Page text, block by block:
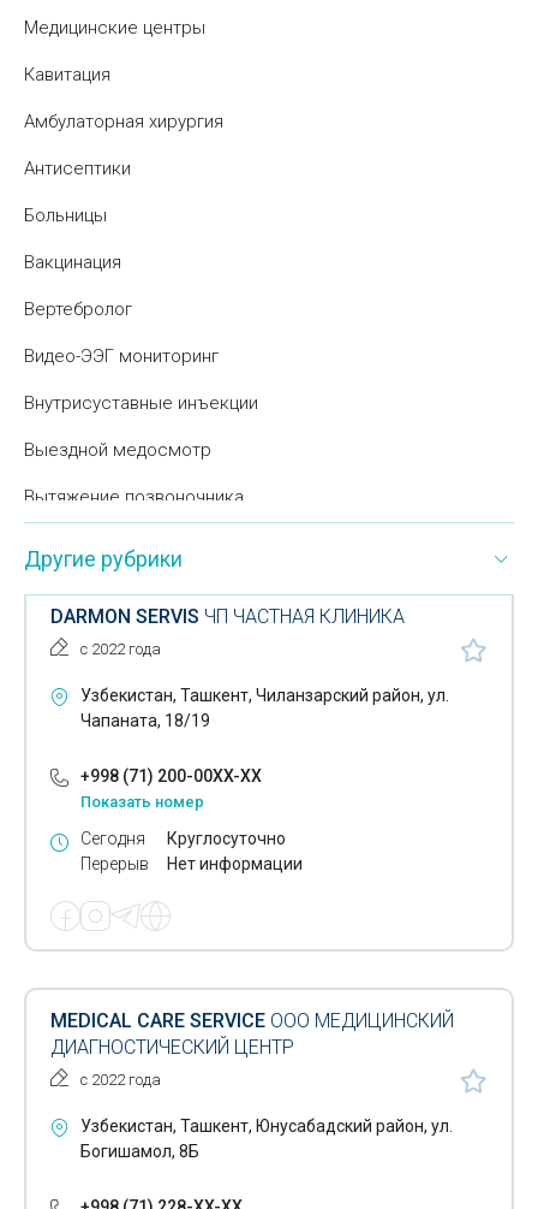
Медицинские центры
Кавитация
Амбулаторная хирургия
Антисептики
Больницы
Вакцинация
Вертебролог
Видео-ЭЭГ мониторинг
Внутрисуставные инъекции
Выездной медосмотр
Вытяжение позвоночника
Гастроскопия
Гинекология
Гирудотерапия
Гистологические исследования
Гормональные исследования
Дерматология
Диспансеры
Допплерография
Лечение зоба
Иглотерапия
Имплантаты
Инфузионные растворы
Другие рубрики
DARMON SERVIS ЧП ЧАСТНАЯ КЛИНИКА
с 2022 года
Узбекистан, Ташкент, Чиланзарский район, ул.
Чапаната, 18/19
+998 (71) 200-00XX-XX
Показать номер
Сегодня
Перерыв
Круглосуточно
Нет информации
MEDICAL CARE SERVICE ООО МЕДИЦИНСКИЙ
ДИАГНОСТИЧЕСКИЙ ЦЕНТР
с 2022 года
Узбекистан, Ташкент, Юнусабадский район, ул.
Богишамол, 8Б